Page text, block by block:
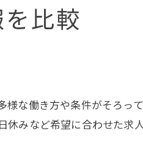
比較
な働き方や条件がそろっ
みなど希望に合わせた求人